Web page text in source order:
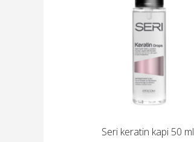
Seri keratin kapi 50 ml